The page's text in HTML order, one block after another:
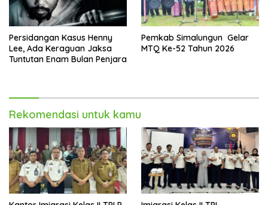
Persidangan Kasus Henny
Lee, Ada Keraguan Jaksa
Tuntutan Enam Bulan Penjara
Pemkab Simalungun Gelar
MTQ Ke-52 Tahun 2026
Rekomendasi untuk kamu